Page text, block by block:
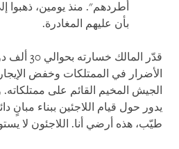
أطردهم". منذ يومين، ذهبوا
بأن عليهم المغادرة.
قدّر
الأضرار في الممتلكات وخفض
الجيش المخيم القائم على
يدور حول قيام اللاجئين ببناء مبانٍ
طيّب، هذه أرضي أنا. اللاجئون لا